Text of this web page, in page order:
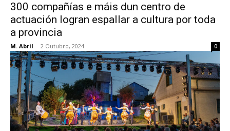
300 compañías e máis dun centro de
actuación logran espallar a cultura por toda
a provincia
M. Abril - 2 Outubro, 2024 0